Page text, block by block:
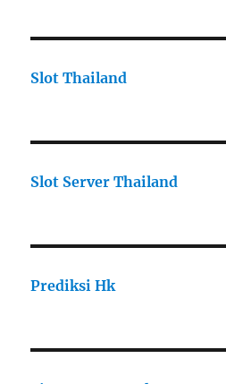
Slot Thailand
Slot Server Thailand
Prediksi Hk